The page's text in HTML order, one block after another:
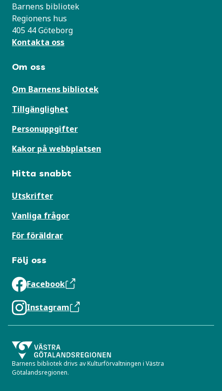
Barnens bibliotek
Regionens hus
405 44 Göteborg
Kontakta oss
Om oss
Om Barnens bibliotek
Tillgänglighet
Personuppgifter
Kakor på webbplatsen
Hitta snabbt
Utskrifter
Vanliga frågor
För föräldrar
Följ oss
Facebook
Instagram
Barnens bibliotek drivs av Kulturförvaltningen i Västra
Götalandsregionen.